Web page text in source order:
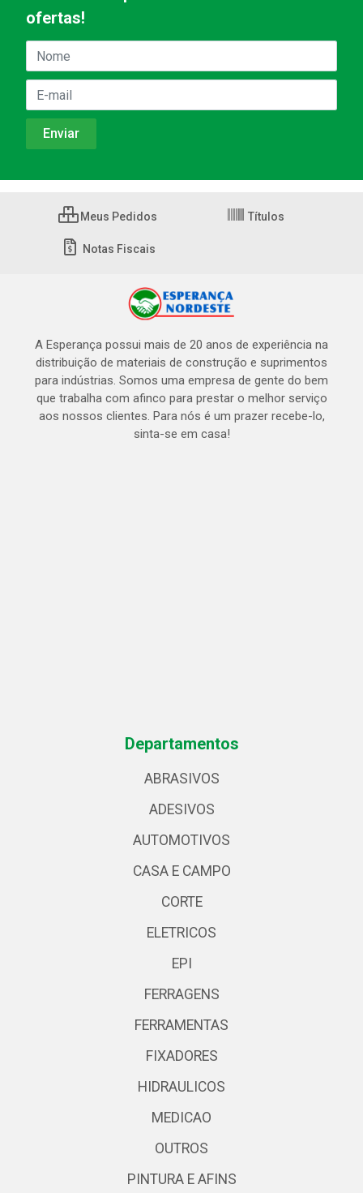
ofertas!
Meus Pedidos Títulos
Notas Fiscais
A Esperança possui mais de 20 anos de experiência na
distribuição de materiais de construção e suprimentos
para indústrias. Somos uma empresa de gente do bem
que trabalha com afinco para prestar o melhor serviço
aos nossos clientes. Para nós é um prazer recebe-lo,
sinta-se em casa!
Departamentos
ABRASIVOS
ADESIVOS
AUTOMOTIVOS
CASA E CAMPO
CORTE
ELETRICOS
EPI
FERRAGENS
FERRAMENTAS
FIXADORES
HIDRAULICOS
MEDICAO
OUTROS
PINTURA E AFINS